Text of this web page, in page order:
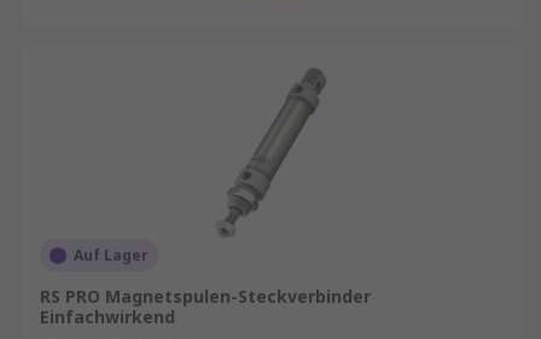
Auf Lager
RS PRO Magnetspulen-Steckverbinder
Einfachwirkend